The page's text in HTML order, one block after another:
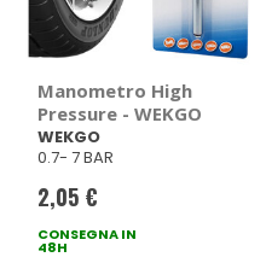
Manometro High
Pressure - WEKGO
WEKGO
0.7- 7 BAR
2,05 €
CONSEGNA IN
48H